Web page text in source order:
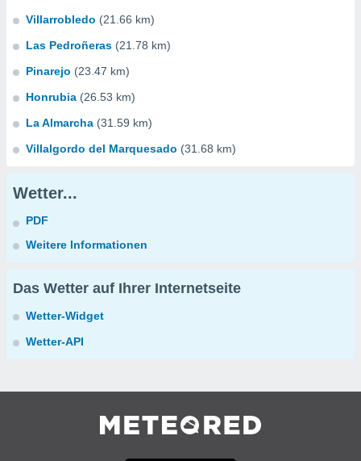
Villarrobledo (21.66 km)
Las Pedroñeras (21.78 km)
Pinarejo (23.47 km)
Honrubia (26.53 km)
La Almarcha (31.59 km)
Villalgordo del Marquesado (31.68 km)
Wetter...
PDF
Weitere Informationen
Das Wetter auf Ihrer Internetseite
Wetter-Widget
Wetter-API